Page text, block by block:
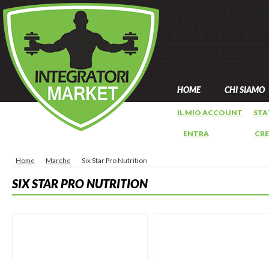
HOME CHI SIAMO
IL MIO ACCOUNT
ENTRA
Home Marche Six Star Pro Nutrition
SIX STAR PRO NUTRITION